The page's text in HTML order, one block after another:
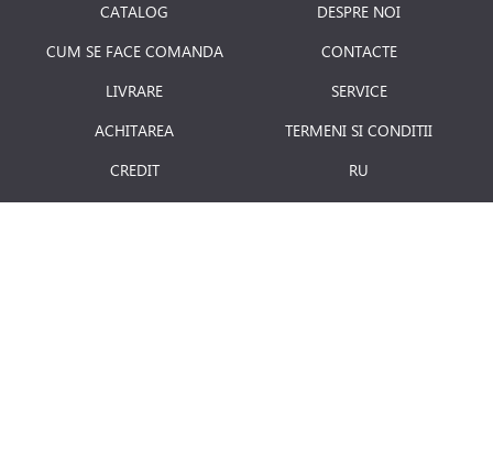
CATALOG
CUM SE FACE COMANDA
LIVRARE
ACHITAREA
CREDIT
RETURNAREA PRODUSULUI
DESPRE NOI
CONTACTE
SERVICE
TERMENI SI CONDITII
RU
JOBURI